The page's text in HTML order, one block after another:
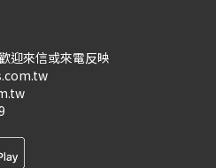
迎來信或來電反映